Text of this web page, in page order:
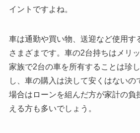
イントですよね。
車は通勤や買い物、送迎など使用す
さまざまです。車の2台持ちはメリ
家族で2台の車を所有することは珍
し、車の購入は決して安くはないの
場合はローンを組んだ方が家計の負
える方も多いでしょう。